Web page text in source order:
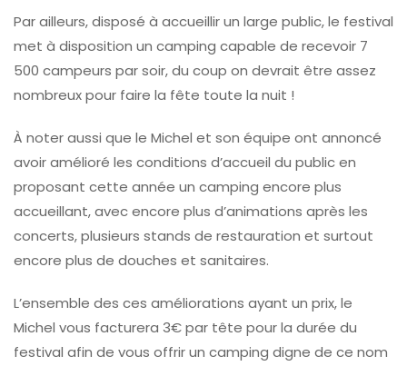
Par ailleurs, disposé à accueillir un large public, le festival
met à disposition un camping capable de recevoir 7
500 campeurs par soir, du coup on devrait être assez
nombreux pour faire la fête toute la nuit !
À noter aussi que le Michel et son équipe ont annoncé
avoir amélioré les conditions d’accueil du public en
proposant cette année un camping encore plus
accueillant, avec encore plus d’animations après les
concerts, plusieurs stands de restauration et surtout
encore plus de douches et sanitaires.
L’ensemble des ces améliorations ayant un prix, le
Michel vous facturera 3€ par tête pour la durée du
festival afin de vous offrir un camping digne de ce nom